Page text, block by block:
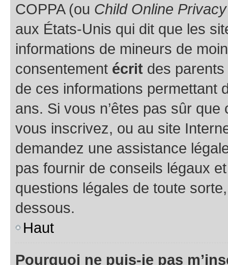
COPPA (ou Child Online
aux États-Unis qui dit que les
informations de mineurs de
consentement écrit des parents
de ces informations permettant
ans. Si vous n’êtes pas sûr
vous inscrivez, ou au site
demandez une assistance
pas fournir de conseils légaux
questions légales de toute
dessous.
Haut
Pourquoi ne puis-je pas